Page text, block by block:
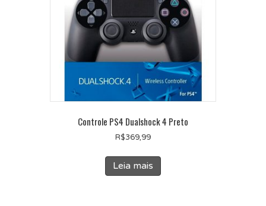
Controle PS4 Dualshock 4 Preto
R$369,99
Leia mais